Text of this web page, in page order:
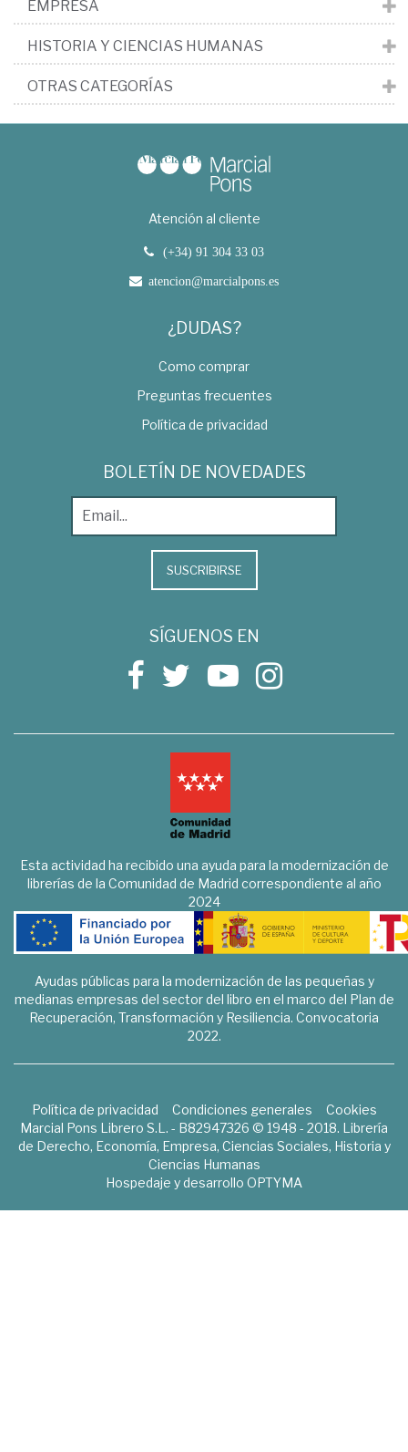
EMPRESA
HISTORIA Y CIENCIAS HUMANAS
OTRAS CATEGORÍAS
Atención al cliente
(+34) 91 304 33 03
atencion@marcialpons.es
¿DUDAS?
Como comprar
Preguntas frecuentes
Política de privacidad
BOLETÍN DE NOVEDADES
SUSCRIBIRSE
SÍGUENOS EN
Esta actividad ha recibido una ayuda para la modernización de
librerías de la Comunidad de Madrid correspondiente al año
2024
Ayudas públicas para la modernización de las pequeñas y
medianas empresas del sector del libro en el marco del Plan de
Recuperación, Transformación y Resiliencia. Convocatoria
2022.
Política de privacidad Condiciones generales
Cookies
Marcial Pons Librero S.L. - B82947326 © 1948 - 2018. Librería
de Derecho, Economía, Empresa, Ciencias Sociales, Historia y
Ciencias Humanas
Hospedaje y desarrollo OPTYMA